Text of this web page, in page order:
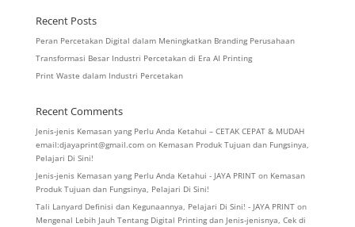
Recent Posts
Peran Percetakan Digital dalam Meningkatkan Branding Perusahaan
Transformasi Besar Industri Percetakan di Era AI Printing
Print Waste dalam Industri Percetakan
Recent Comments
Jenis-jenis Kemasan yang Perlu Anda Ketahui – CETAK CEPAT & MUDAH
email:djayaprint@gmail.comon Kemasan Produk Tujuan dan Fungsinya,
Pelajari Di Sini!
Jenis-jenis Kemasan yang Perlu Anda Ketahui - JAYA PRINTon Kemasan
Produk Tujuan dan Fungsinya, Pelajari Di Sini!
Tali Lanyard Definisi dan Kegunaannya, Pelajari Di Sini! - JAYA PRINTon
Mengenal Lebih Jauh Tentang Digital Printing dan Jenis-jenisnya, Cek di